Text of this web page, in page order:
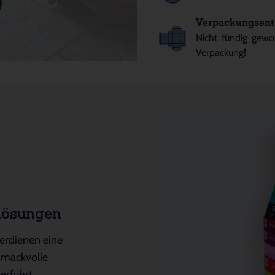
Nicht fündig
Verpackung!
eine
und extrem
Qualität und
einfaches